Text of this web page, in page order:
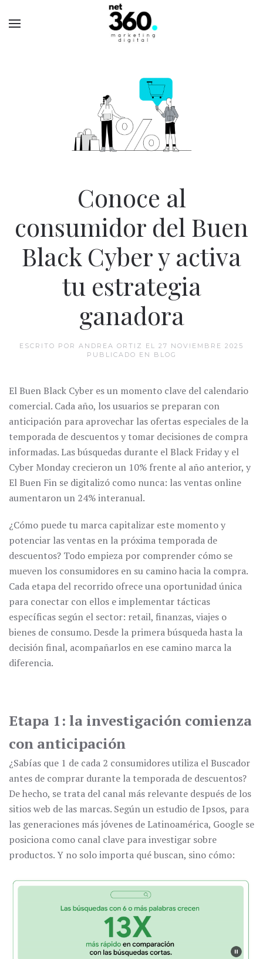
Conoce al
consumidor del Buen
Black Cyber y activa
tu estrategia
ganadora
ESCRITO POR ANDREA ORTIZ EL 27 NOVIEMBRE 2025
PUBLICADO EN
BLOG
El Buen Black Cyber es un momento clave del calendario
comercial. Cada año, los usuarios se preparan con
anticipación para aprovechar las ofertas especiales de la
temporada de descuentos y tomar decisiones de compra
informadas. Las búsquedas durante el Black Friday y el
Cyber Monday crecieron un 10% frente al año anterior, y
El Buen Fin se digitalizó como nunca: las ventas online
aumentaron un 24% interanual.
¿Cómo puede tu marca capitalizar este momento y
potenciar las ventas en la próxima temporada de
descuentos? Todo empieza por comprender cómo se
mueven los consumidores en su camino hacia la compra.
Cada etapa del recorrido ofrece una oportunidad única
para conectar con ellos e implementar tácticas
específicas según el sector: retail, finanzas, viajes o
bienes de consumo. Desde la primera búsqueda hasta la
decisión final, acompañarlos en ese camino marca la
diferencia.
Etapa 1: la investigación comienza
con anticipación
¿Sabías que 1 de cada 2 consumidores utiliza el Buscador
antes de comprar durante la temporada de descuentos?
De hecho, se trata del canal más relevante después de los
sitios web de las marcas. Según un estudio de Ipsos, para
las generaciones más jóvenes de Latinoamérica, Google se
posiciona como canal clave para investigar sobre
productos. Y no solo importa qué buscan, sino cómo: